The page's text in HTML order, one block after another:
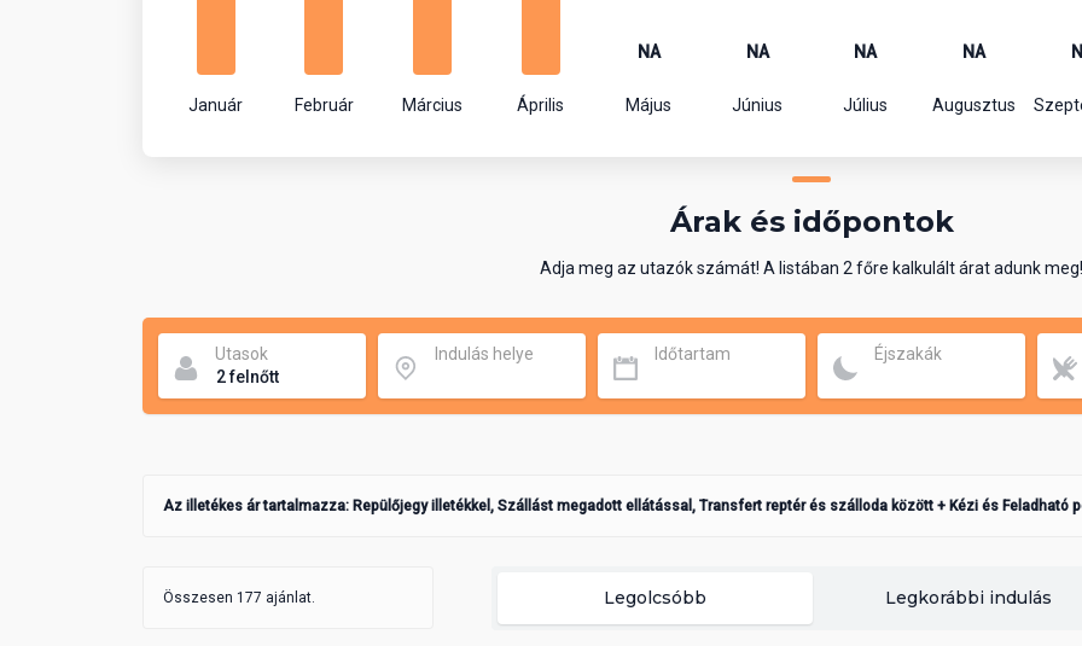
Január Február Március Április
NA
Május
NA
Június
NA
Július
NA
Augusztus
Árak és időpontok
Adja meg az utazók számát! A listában 2 főre kalkulált árat adunk meg!
Utasok Indulás helye Időtartam Éjszakák
Az illetékes ár tartalmazza: Repülőjegy illetékkel, Szállást megadott ellátással, Transfert reptér és szálloda között + Kézi és Feladható
Összesen 177 ajánlat. Legolcsóbb Legkorábbi indulás